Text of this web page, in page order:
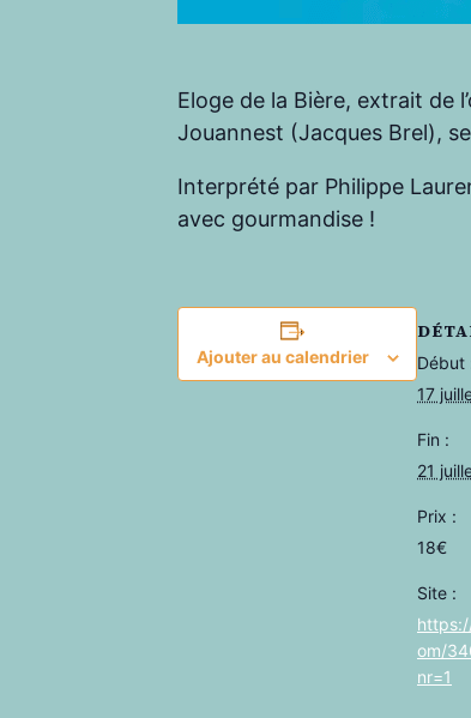
Eloge de la Bière, extrait de
Jouannest (Jacques Brel),
Interprété par Philippe
avec gourmandise !
Ajouter au calendrier
Début
17
Fin :
21
Prix :
18€
Site :
om/
nr=1